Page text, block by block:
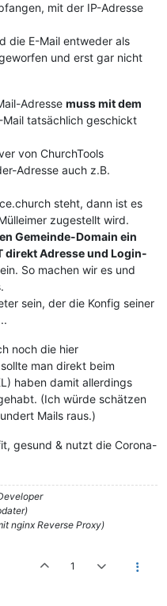
mit der IP-Adresse
die E-Mail entweder als
und erst gar nicht
Adresse muss mit dem
Mail tatsächlich geschickt
von ChurchTools
Adresse auch z.B.
steht, dann ist es
zugestellt wird.
Gemeinde-Domain ein
direkt Adresse und Login-
ein. So machen wir es und
sein, der die Konfig seiner
noch die hier
man direkt beim
haben damit allerdings
(Ich würde schätzen
Mails raus.)
gesund & nutzt die Corona-
nginx Reverse Proxy)
1